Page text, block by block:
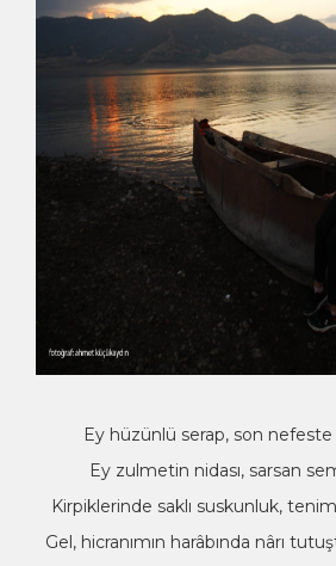
Ey hüzünlü serap, son nefeste
Ey zulmetin nidası, sarsan
Kirpiklerinde saklı suskunluk,
Gel, hicranımın harâbında nârı